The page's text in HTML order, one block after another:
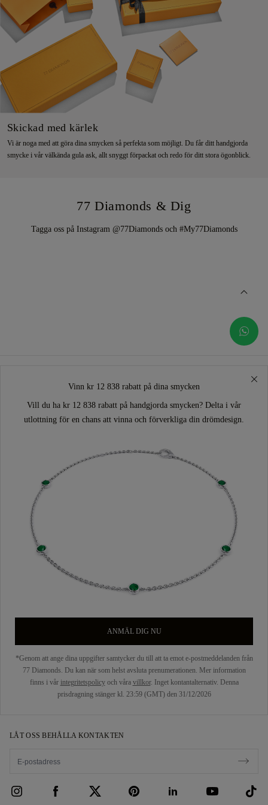
Skickad med kärlek
Vi är noga med att göra dina smycken så perfekta som möjligt. Du får ditt handgjorda
smycke i vår välkända gula ask, allt snyggt förpackat och redo för ditt stora ögonblick.
77 Diamonds & Dig
Tagga oss på Instagram @77Diamonds och #My77Diamonds
Vinn kr 12 838 rabatt på dina smycken
Vill du ha kr 12 838 rabatt på handgjorda smycken? Delta i vår
utlottning för en chans att vinna och förverkliga din drömdesign.
ANMÄL DIG NU
*Genom att ange dina uppgifter samtycker du till att ta emot e-postmeddelanden från
77 Diamonds. Du kan när som helst avsluta prenumerationen. Mer information
finns i vår integritetspolicyoch våra villkor. Inget kontantalternativ. Denna
prisdragning stänger kl. 23:59 (GMT) den 31/12/2026
LÅT OSS BEHÅLLA KONTAKTEN